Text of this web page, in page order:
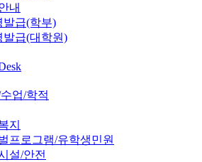
내
발급(학부)
발급(대학원)
업/학적
지
프로그램/유학생민원
설/안전